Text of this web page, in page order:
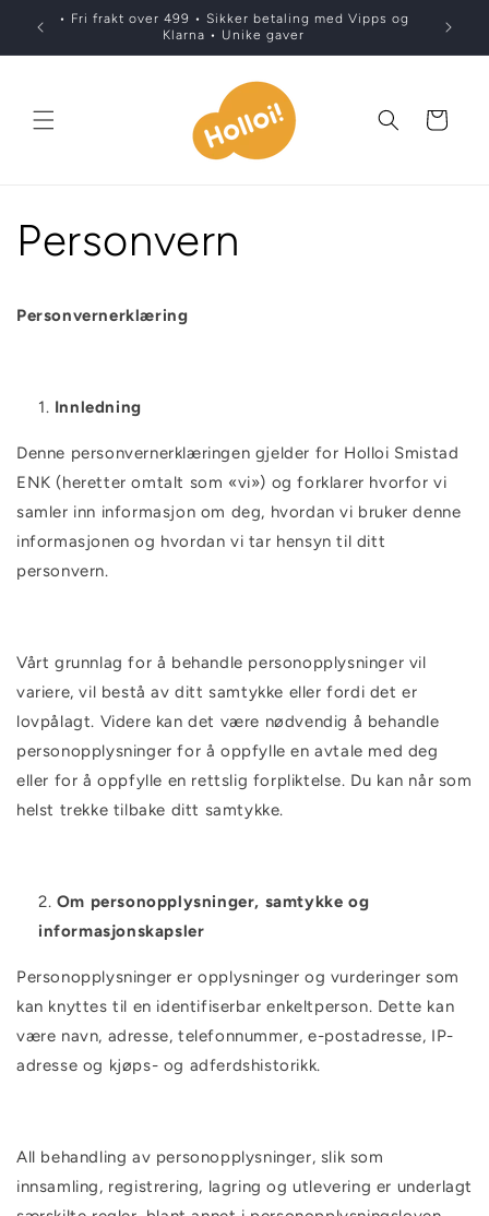
videre til
• Fri frakt over 499 • Sikker betaling med Vipps og
Klarna • Unike gaver
Handlekurv
Personvern
Personvernerklæring
Innledning
Denne personvernerklæringen gjelder for Holloi Smistad
ENK (heretter omtalt som «vi») og forklarer hvorfor vi
samler inn informasjon om deg, hvordan vi bruker denne
informasjonen og hvordan vi tar hensyn til ditt
personvern.
Vårt grunnlag for å behandle personopplysninger vil
variere, vil bestå av ditt samtykke eller fordi det er
lovpålagt. Videre kan det være nødvendig å behandle
personopplysninger for å oppfylle en avtale med deg
eller for å oppfylle en rettslig forpliktelse. Du kan når som
helst trekke tilbake ditt samtykke.
Om personopplysninger, samtykke og
informasjonskapsler
Personopplysninger er opplysninger og vurderinger som
kan knyttes til en identifiserbar enkeltperson. Dette kan
være navn, adresse, telefonnummer, e-postadresse, IP-
adresse og kjøps- og adferdshistorikk.
All behandling av personopplysninger, slik som
innsamling, registrering, lagring og utlevering er underlagt